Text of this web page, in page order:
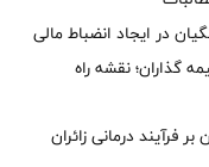
در ایجاد انضباط مالی
گذاران؛ نقشه راه
فرآیند درمانی زائران